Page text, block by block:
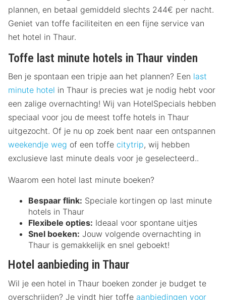
plannen, en betaal gemiddeld slechts 244€ per nacht.
Geniet van toffe faciliteiten en een fijne service van
het hotel in Thaur.
Toffe last minute hotels in Thaur vinden
Ben je spontaan een tripje aan het plannen? Een last
minute hotel in Thaur is precies wat je nodig hebt voor
een zalige overnachting! Wij van HotelSpecials hebben
speciaal voor jou de meest toffe hotels in Thaur
uitgezocht. Of je nu op zoek bent naar een ontspannen
weekendje weg of een toffe citytrip, wij hebben
exclusieve last minute deals voor je geselecteerd..
Waarom een hotel last minute boeken?
Bespaar flink: Speciale kortingen op last minute
hotels in Thaur
Flexibele opties: Ideaal voor spontane uitjes
Snel boeken: Jouw volgende overnachting in
Thaur is gemakkelijk en snel geboekt!
Hotel aanbieding in Thaur
Wil je een hotel in Thaur boeken zonder je budget te
overschrijden? Je vindt hier toffe aanbiedingen voor